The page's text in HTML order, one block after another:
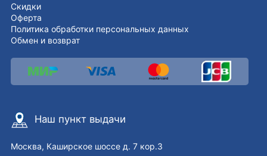
Скидки
Оферта
Политика обработки персональных данных
Обмен и возврат
Наш пункт выдачи
Москва, Каширское шоссе д. 7 кор.3